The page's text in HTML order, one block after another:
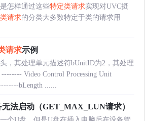
怎样通过这些特定类请求实现对UVC摄
请求的分类大多数特定于类的请求用
请求示例
，其处理单元描述符bUnitID为2，其处理
Video Control Processing Unit
bLength ......
法启动（GET_MAX_LUN请求）